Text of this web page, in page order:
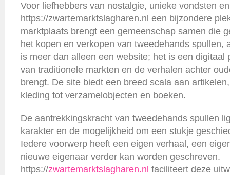
Voor liefhebbers van nostalgie, unieke vondsten
https://zwartemarktslagharen.nl een bijzondere
marktplaats brengt een gemeenschap samen die
het kopen en verkopen van tweedehands spullen,
is meer dan alleen een website; het is een digitaal
van traditionele markten en de verhalen achter
brengt. De site biedt een breed scala aan
kleding tot verzamelobjecten en boeken.
De aantrekkingskracht van tweedehands spullen
karakter en de mogelijkheid om een stukje
Iedere voorwerp heeft een eigen verhaal, een
nieuwe eigenaar verder kan worden geschreven.
https://zwartemarktslagharen.nl faciliteert deze